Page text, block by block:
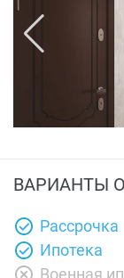
ВАРИАНТЫ
Рассрочка
Ипотека
Военная